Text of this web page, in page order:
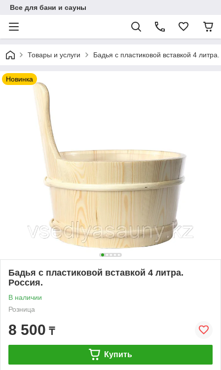
Все для бани и сауны
Товары и услуги Бадья с пластиковой вставкой 4
Новинка
Бадья с пластиковой вставкой 4 литра.
Россия.
В наличии
Розница
8 500 ₸
Купить